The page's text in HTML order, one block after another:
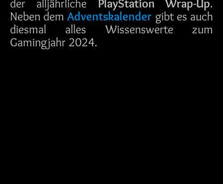
der alljährliche PlayStation Wrap-Up.
Neben demAdventskalender gibt es auch
diesmal alles Wissenswerte zum
Gamingjahr 2024.